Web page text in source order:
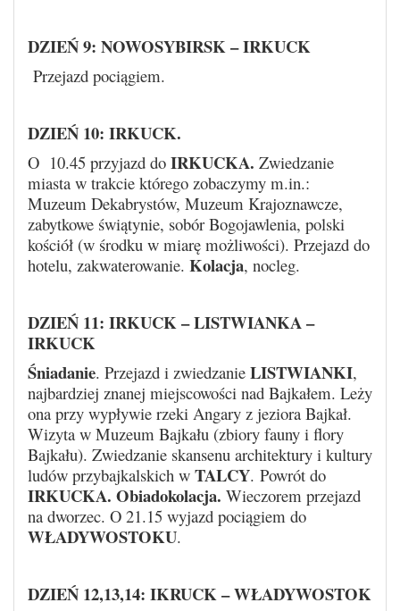
DZIEŃ 9: NOWOSYBIRSK – IRKUCK
Przejazd pociągiem.
DZIEŃ 10: IRKUCK.
O 10.45 przyjazd do IRKUCKA. Zwiedzanie
miasta w trakcie którego zobaczymy m.in.:
Muzeum Dekabrystów, Muzeum Krajoznawcze,
zabytkowe świątynie, sobór Bogojawlenia, polski
kościół (w środku w miarę możliwości). Przejazd do
hotelu, zakwaterowanie. Kolacja, nocleg.
DZIEŃ 11: IRKUCK – LISTWIANKA –
IRKUCK
Śniadanie. Przejazd i zwiedzanie LISTWIANKI,
najbardziej znanej miejscowości nad Bajkałem. Leży
ona przy wypływie rzeki Angary z jeziora Bajkał.
Wizyta w Muzeum Bajkału (zbiory fauny i flory
Bajkału). Zwiedzanie skansenu architektury i kultury
ludów przybajkalskich w TALCY. Powrót do
IRKUCKA. Obiadokolacja. Wieczorem przejazd
na dworzec. O 21.15 wyjazd pociągiem do
WŁADYWOSTOKU.
DZIEŃ 12,13,14: IKRUCK – WŁADYWOSTOK